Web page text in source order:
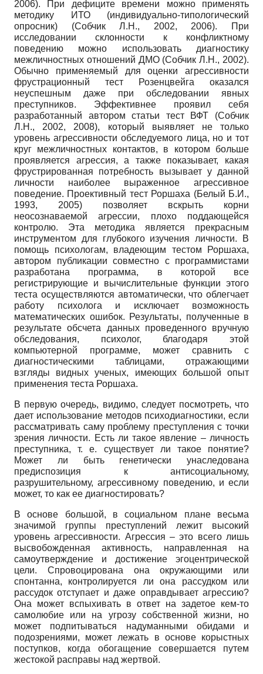
2006). При дефиците времени можно применять
методику ИТО (индивидуально-типологический
опросник) (Собчик Л.Н., 2002, 2006). При
исследовании склонности к конфликтному
поведению можно использовать диагностику
межличностных отношений ДМО (Собчик Л.Н., 2002).
Обычно применяемый для оценки агрессивности
фрустрационный тест Розенцвейга оказался
неуспешным даже при обследовании явных
преступников. Эффективнее проявил себя
разработанный автором статьи тест ВФТ (Собчик
Л.Н., 2002, 2008), который выявляет не только
уровень агрессивности обследуемого лица, но и тот
круг межличностных контактов, в котором больше
проявляется агрессия, а также показывает, какая
фрустрированная потребность вызывает у данной
личности наиболее выраженное агрессивное
поведение. Проективный тест Роршаха (Белый Б.И.,
1993, 2005) позволяет вскрыть корни
неосознаваемой агрессии, плохо поддающейся
контролю. Эта методика является прекрасным
инструментом для глубокого изучения личности. В
помощь психологам, владеющим тестом Роршаха,
автором публикации совместно с программистами
разработана программа, в которой все
регистрирующие и вычислительные функции этого
теста осуществляются автоматически, что облегчает
работу психолога и исключает возможность
математических ошибок. Результаты, полученные в
результате обсчета данных проведенного вручную
обследования, психолог, благодаря этой
компьютерной программе, может сравнить с
диагностическими таблицами, отражающими
взгляды видных ученых, имеющих большой опыт
применения теста Роршаха.
В первую очередь, видимо, следует посмотреть, что
дает использование методов психодиагностики, если
рассматривать саму проблему преступления с точки
зрения личности. Есть ли такое явление – личность
преступника, т. е. существует ли такое понятие?
Может ли быть генетически унаследована
предиспозиция к антисоциальному,
разрушительному, агрессивному поведению, и если
может, то как ее диагностировать?
В основе большой, в социальном плане весьма
значимой группы преступлений лежит высокий
уровень агрессивности. Агрессия – это всего лишь
высвобожденная активность, направленная на
самоутверждение и достижение эгоцентрической
цели. Спровоцирована она окружающими или
спонтанна, контролируется ли она рассудком или
рассудок отступает и даже оправдывает агрессию?
Она может вспыхивать в ответ на задетое кем-то
самолюбие или на угрозу собственной жизни, но
может подпитываться надуманными обидами и
подозрениями, может лежать в основе корыстных
поступков, когда обогащение совершается путем
жестокой расправы над жертвой.